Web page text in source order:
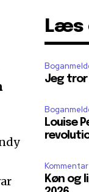
Læs
Jeg tror
Louise
Kommentar
Køn og